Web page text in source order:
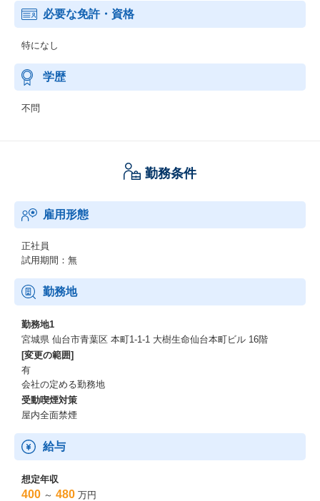
必要な免許・資格
特になし
学歴
不問
勤務条件
雇用形態
正社員
試用期間：無
勤務地
勤務地1
宮城県 仙台市青葉区 本町1-1-1 大樹生命仙台本町ビル 16階
[変更の範囲]
有
会社の定める勤務地
受動喫煙対策
屋内全面禁煙
給与
想定年収
400 ～ 480 万円